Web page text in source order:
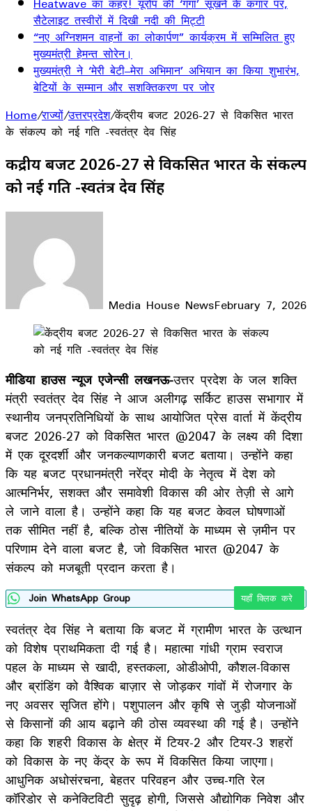
सैटेलाइट तस्वीरों में दिखी नदी की मिट्टी
“नए अग्निशमन वाहनों का लोकार्पण” कार्यक्रम में सम्मिलित हुए
मुख्यमंत्री हेमन्त सोरेन।
मुख्यमंत्री ने ‘मेरी बेटी–मेरा अभिमान’ अभियान का किया शुभारंभ,
बेटियों के सम्मान और सशक्तिकरण पर जोर
Home/राज्यों/उत्तरप्रदेश/केंद्रीय बजट 2026-27 से विकसित भारत
के संकल्प को नई गति -स्वतंत्र देव सिंह
केंद्रीय बजट 2026-27 से विकसित भारत के संकल्प
को नई गति -स्वतंत्र देव सिंह
Media House NewsFebruary 7, 2026
Facebook
LinkedIn
WhatsApp
Telegram
मीडिया हाउस न्यूज एजेन्सी लखनऊ-उत्तर प्रदेश के जल शक्ति
मंत्री स्वतंत्र देव सिंह ने आज अलीगढ़ सर्किट हाउस सभागार में
स्थानीय जनप्रतिनिधियों के साथ आयोजित प्रेस वार्ता में केंद्रीय
बजट 2026-27 को विकसित भारत @2047 के लक्ष्य की दिशा
में एक दूरदर्शी और जनकल्याणकारी बजट बताया। उन्होंने कहा
कि यह बजट प्रधानमंत्री नरेंद्र मोदी के नेतृत्व में देश को
आत्मनिर्भर, सशक्त और समावेशी विकास की ओर तेज़ी से आगे
ले जाने वाला है। उन्होंने कहा कि यह बजट केवल घोषणाओं
तक सीमित नहीं है, बल्कि ठोस नीतियों के माध्यम से ज़मीन पर
परिणाम देने वाला बजट है, जो विकसित भारत @2047 के
संकल्प को मजबूती प्रदान करता है।
Join WhatsApp Group यहाँ क्लिक करे
स्वतंत्र देव सिंह ने बताया कि बजट में ग्रामीण भारत के उत्थान
को विशेष प्राथमिकता दी गई है। महात्मा गांधी ग्राम स्वराज
पहल के माध्यम से खादी, हस्तकला, ओडीओपी, कौशल-विकास
और ब्रांडिंग को वैश्विक बाज़ार से जोड़कर गांवों में रोजगार के
नए अवसर सृजित होंगे। पशुपालन और कृषि से जुड़ी योजनाओं
से किसानों की आय बढ़ाने की ठोस व्यवस्था की गई है। उन्होंने
कहा कि शहरी विकास के क्षेत्र में टियर-2 और टियर-3 शहरों
को विकास के नए केंद्र के रूप में विकसित किया जाएगा।
आधुनिक अधोसंरचना, बेहतर परिवहन और उच्च-गति रेल
कॉरिडोर से कनेक्टिविटी सुदृढ़ होगी, जिससे औद्योगिक निवेश और